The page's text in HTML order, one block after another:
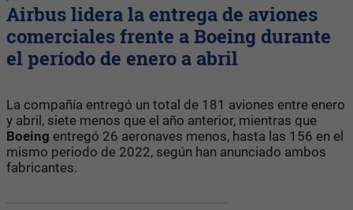
Airbus lidera la entrega de aviones
comerciales frente a Boeing durante
el período de enero a abril
La compañía entregó un total de 181 aviones entre enero
y abril, siete menos que el año anterior, mientras que
Boeing entregó 26 aeronaves menos, hasta las 156 en el
mismo periodo de 2022, según han anunciado ambos
fabricantes.